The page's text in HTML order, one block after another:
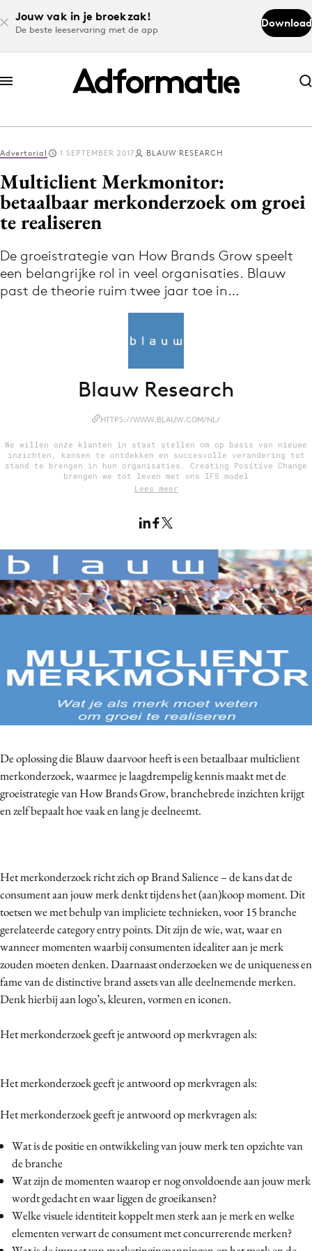
Jouw vak in je broekzak!
De beste leeservaring met de app
Download
Abonneer nu
Abonneer nu
Log in
Volg het laatste nieuws via de Adformatie
Nieuws app
9 sept: GenAI-training
Adverteren
Partners
Topics
Artificial Intelligence
Campagnes
Carriere
Contentmarketing
Craft
Data & Insights
Digital transformation
Gedragsverandering
Influencer marketing
Interne communicatie
Martech
Media
Merkstrategie
PR
Purpose Marketing
Advertorial 1 SEPTEMBER 2017 BLAUW RESEARCH
Multiclient Merkmonitor:
betaalbaar merkonderzoek om groei
te realiseren
De groeistrategie van How Brands Grow speelt
een belangrijke rol in veel organisaties. Blauw
past de theorie ruim twee jaar toe in…
Blauw Research
HTTPS://WWW.BLAUW.COM/NL/
We willen onze klanten in staat stellen om op basis van nieuwe
inzichten, kansen te ontdekken en succesvolle verandering tot
stand te brengen in hun organisaties. Creating Positive Change
brengen we tot leven met ons IFS model
Lees meer
De oplossing die Blauw daarvoor heeft is een betaalbaar multiclient
merkonderzoek, waarmee je laagdrempelig kennis maakt met de
groeistrategie van How Brands Grow, branchebrede inzichten krijgt
en zelf bepaalt hoe vaak en lang je deelneemt.
Het merkonderzoek richt zich op Brand Salience – de kans dat de
consument aan jouw merk denkt tijdens het (aan)koop moment. Dit
toetsen we met behulp van impliciete technieken, voor 15 branche
gerelateerde category entry points. Dit zijn de wie, wat, waar en
wanneer momenten waarbij consumenten idealiter aan je merk
zouden moeten denken. Daarnaast onderzoeken we de uniqueness en
fame van de distinctive brand assets van alle deelnemende merken.
Denk hierbij aan logo’s, kleuren, vormen en iconen.
Het merkonderzoek geeft je antwoord op merkvragen als:
Het merkonderzoek geeft je antwoord op merkvragen als:
Het merkonderzoek geeft je antwoord op merkvragen als:
Wat is de positie en ontwikkeling van jouw merk ten opzichte van
de branche
Wat zijn de momenten waarop er nog onvoldoende aan jouw merk
wordt gedacht en waar liggen de groeikansen?
Welke visuele identiteit koppelt men sterk aan je merk en welke
elementen verwart de consument met concurrerende merken?